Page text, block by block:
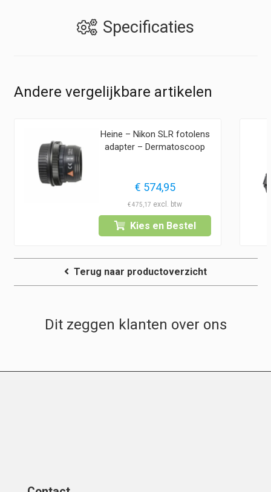
Specificaties
Andere vergelijkbare artikelen
Heine – Nikon SLR fotolens
adapter – Dermatoscoop
€ 574,95
€475,17
Kies en Bestel
Terug naar productoverzicht
Dit zeggen klanten over ons